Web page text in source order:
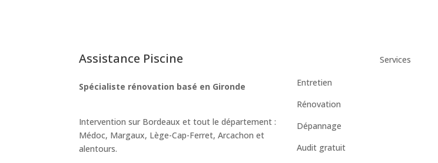
Assistance Piscine
Spécialiste rénovation basé en Gironde
Intervention sur Bordeaux et tout le département :
Médoc, Margaux, Lège-Cap-Ferret, Arcachon et
alentours.
Services
Entretien
Rénovation
Dépannage
Audit gratuit